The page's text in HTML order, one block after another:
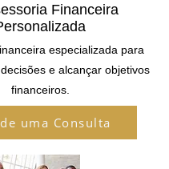
Financeira
especializada para
e alcançar objetivos
financeiros.
uma Consulta